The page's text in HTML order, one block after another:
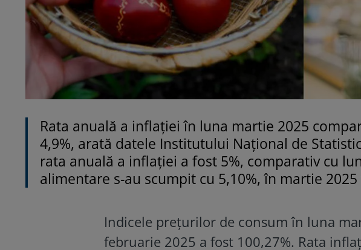
Rata anuală a inflaţiei în luna martie 2025
4,9%, arată datele Institutului Naţional de
rata anuală a inflaţiei a fost 5%, comparativ cu
alimentare s-au scumpit cu 5,10%, în martie
Indicele preţurilor de consum în luna
februarie 2025 a fost 100,27%. Rata